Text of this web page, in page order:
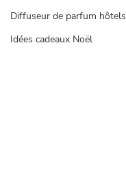
Diffuseur de parfum hôtels
Idées cadeaux Noël